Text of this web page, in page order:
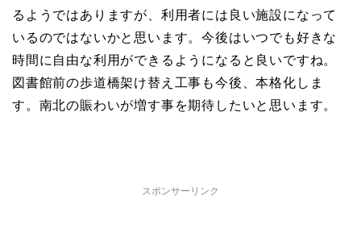
るようではありますが、利用者には良い施設になって
いるのではないかと思います。今後はいつでも好きな
時間に自由な利用ができるようになると良いですね。
図書館前の歩道橋架け替え工事も今後、本格化しま
す。南北の賑わいが増す事を期待したいと思います。
スポンサーリンク